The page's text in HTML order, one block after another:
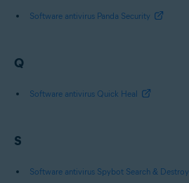
Software antivirus Panda Security
Q
Software antivirus Quick Heal
S
Software antivirus Spybot Search & Destroy